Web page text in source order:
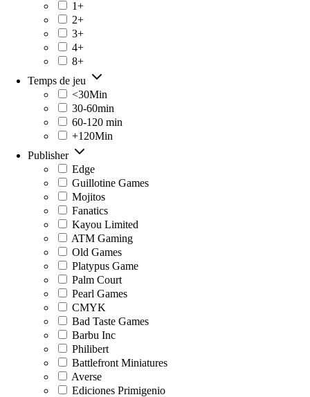
1+
2+
3+
4+
8+
Temps de jeu
<30Min
30-60min
60-120 min
+120Min
Publisher
Edge
Guillotine Games
Mojitos
Fanatics
Kayou Limited
ATM Gaming
Old Games
Platypus Game
Palm Court
Pearl Games
CMYK
Bad Taste Games
Barbu Inc
Philibert
Battlefront Miniatures
Averse
Ediciones Primigenio